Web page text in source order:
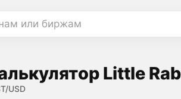
или биржам
Little
USD